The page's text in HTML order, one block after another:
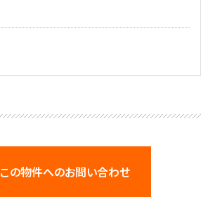
この物件へのお問い合わせ